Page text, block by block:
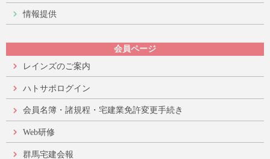
情報提供
会員ページ
レインズのご案内
ハトサポログイン
会員名簿・諸規程・宅建業免許変更手続き
Web研修
群馬宅建会報